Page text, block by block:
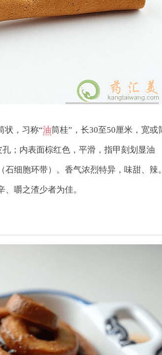
状，习称“油筒桂”，长30至50厘米，宽或
；内表面棕红色，平滑，指甲刻划显油
石细胞环带）。香气浓烈特异，味甜、辣
嚼之渣少者为佳。